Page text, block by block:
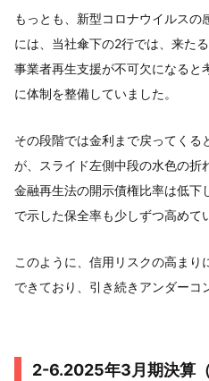
もっとも、新型コロナウイルス
には、当社傘下の2行では、来た
事業者再生支援が不可欠になると
に体制を整備していました。
その段階では金利まで戻ってくる
が、スライド左側中段の水色の折
金融再生法の開示債権比率は低下
で示した保全率も少しずつ高めて
このように、信用リスクの高まり
できており、引き続きアンダーコ
2-6.2025年3月期決算